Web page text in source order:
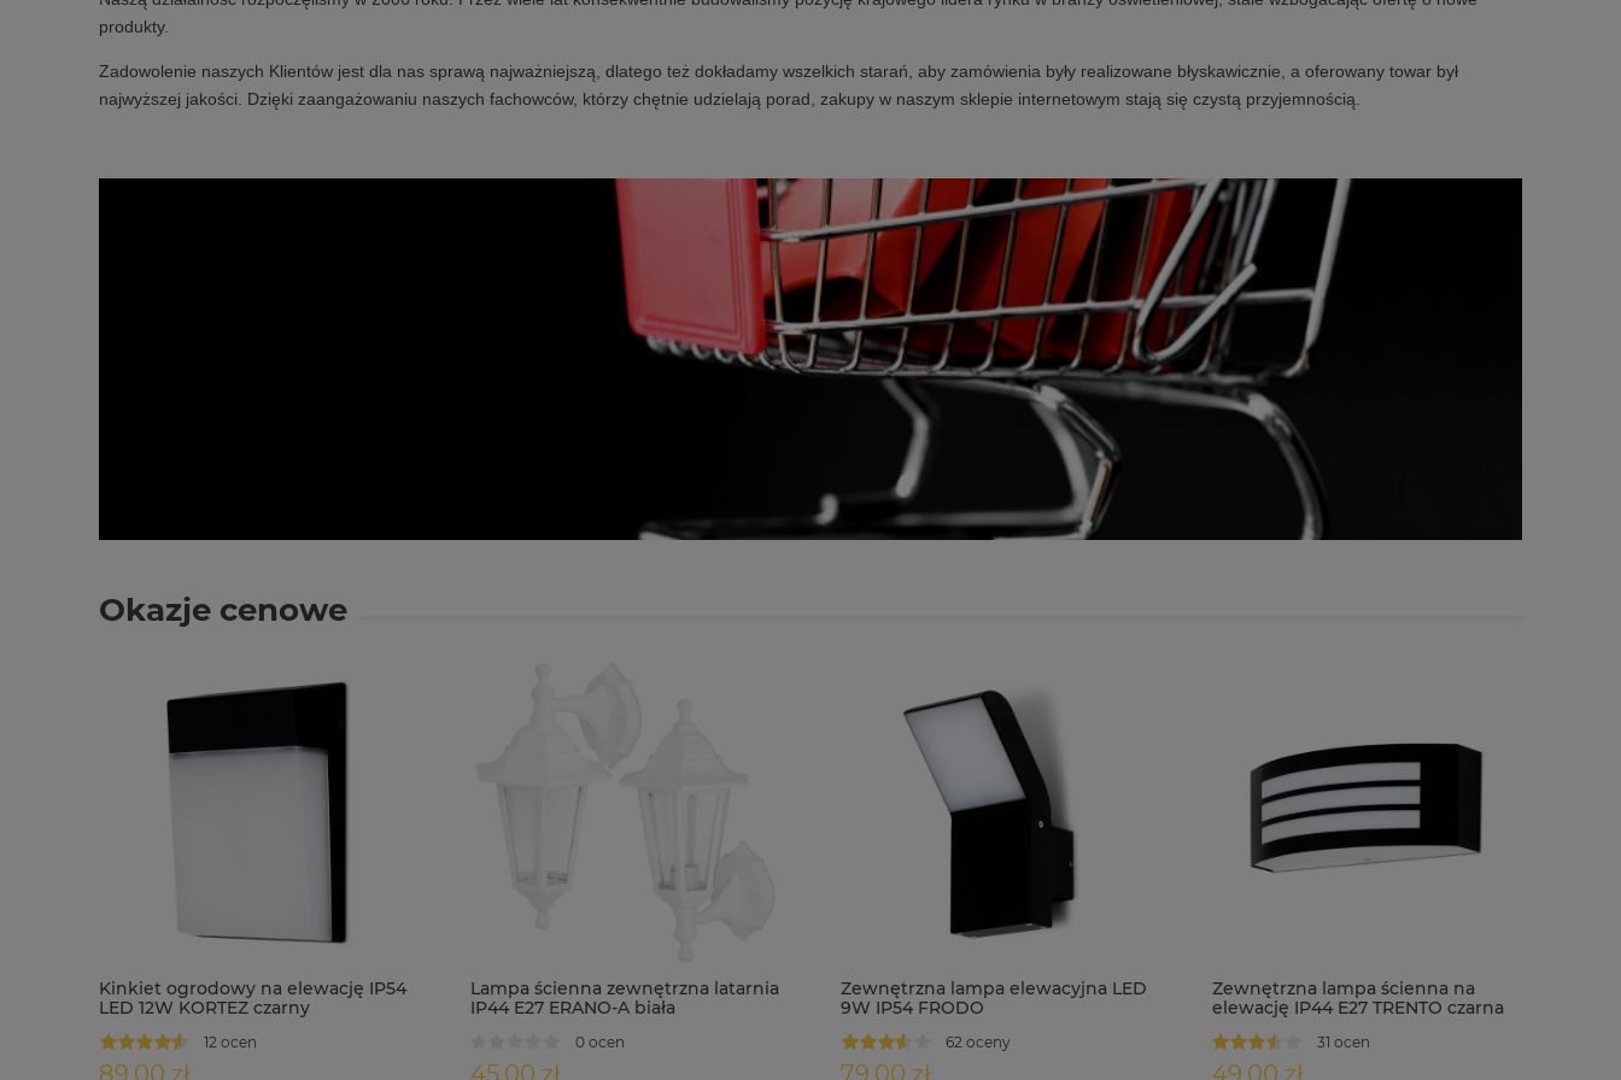
produkty.
Zadowolenie naszych Klientów jest dla nas sprawą najważniejszą, dlatego też dokładamy wszelkich starań, aby zamówienia były realizowane błyskawicznie, a oferowany towar był
najwyższej jakości. Dzięki zaangażowaniu naszych fachowców, którzy chętnie udzielają porad, zakupy w naszym sklepie internetowym stają się czystą przyjemnością.
Okazje cenowe
Kinkiet ogrodowy na elewację IP54
LED 12W KORTEZ czarny
12 ocen
89,00 zł
Lampa ścienna zewnętrzna latarnia
IP44 E27 ERANO-A biała
0 ocen
45,00 zł
Zewnętrzna lampa elewacyjna LED
9W IP54 FRODO
62 oceny
79,00 zł
Zewnętrzna lampa ścienna na
elewację IP44 E27 TRENTO czarna
31 ocen
49,00 zł